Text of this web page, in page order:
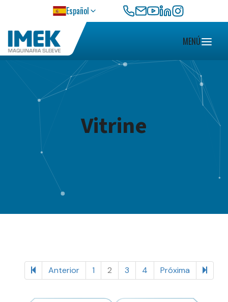
Español
MENÚ
CONTATO
Vitrine
Anterior 1 2 3 4 Próxima